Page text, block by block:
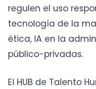
regulen el uso
tecnología de la
ética, IA en la
público-privadas.
El HUB de Talento